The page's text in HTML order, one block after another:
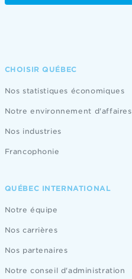
CHOISIR QUÉBEC
Nos statistiques économiques
Notre environnement d'affaires
Nos industries
Francophonie
QUÉBEC INTERNATIONAL
Notre équipe
Nos carrières
Nos partenaires
Notre conseil d'administration